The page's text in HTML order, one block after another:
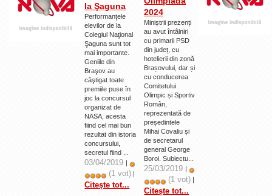
la Şaguna
Performanţele
elevilor de la
Colegiul Naţional
Şaguna sunt tot
mai importante.
Geniile din
Braşov au
câştigat toate
premiile puse în
joc la concursul
organizat de
NASA, acesta
fiind cel mai bun
rezultat din istoria
concursului,
secretul fiind ...
03/04/2019 |
(1 vot)
Citeşte tot...
2024
Miniștrii prezenți
au avut întâlniri
cu primarii PSD
din județ, cu
hotelierii din zonă
Brașovului, dar și
cu conducerea
Comitetului
Olimpic și Sportiv
Român,
reprezentată de
președintele
Mihai Covaliu și
de secretarul
general George
Boroi. Subiectu...
25/03/2019 |
(1 vot)
Citeşte tot...